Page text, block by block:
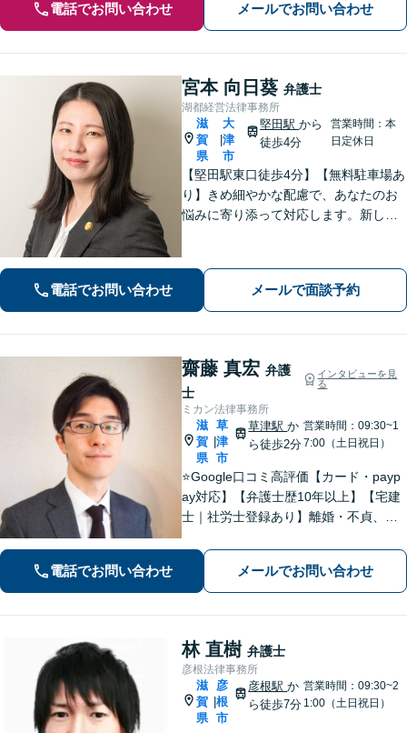
電話でお問い合わせ メールでお問い合わせ
宮本 向日葵 弁護士
湖都経営法律事務所
滋
賀
県
大
津
市
堅田駅から
徒歩4分
営業時間：本
日定休日
【堅田駅東口徒歩4分】【無料駐車場あ
り】きめ細やかな配慮で、あなたのお
悩みに寄り添って対応します。新しい
にご相談ください。
電話でお問い合わせ メールで面談予約
齋藤 真宏 弁護
士
インタビューを見
る
ミカン法律事務所
滋
賀
県
|
草
津
市
草津駅か
ら徒歩2分
営業時間：09:30~1
7:00（土日祝日）
⭐️Google口コミ高評価【カード・payp
ay対応】【弁護士歴10年以上】【宅建
士｜社労士登録あり】離婚・不貞、破
リラックスしてお越しください。丁寧
にお話をお聴きします【草津駅2分｜駐
車場あり】【土日祝対応】
電話でお問い合わせ メールでお問い合わせ
林 直樹 弁護士
彦根法律事務所
滋
賀
県
|
彦
根
市
彦根駅か
ら徒歩7分
営業時間：09:30~2
1:00（土日祝日）